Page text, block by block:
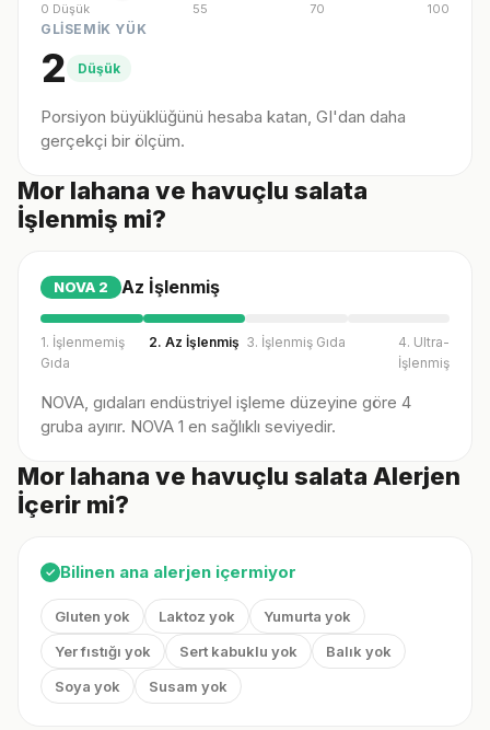
0 Düşük 55 70 100
GLİSEMİK YÜK
2 Düşük
Porsiyon büyüklüğünü hesaba katan, GI'dan daha
gerçekçi bir ölçüm.
Mor lahana ve havuçlu salata
İşlenmiş mi?
NOVA 2 Az İşlenmiş
1. İşlenmemiş
Gıda
2. Az İşlenmiş 3. İşlenmiş Gıda
4. Ultra-
İşlenmiş
NOVA, gıdaları endüstriyel işleme düzeyine göre 4
gruba ayırır. NOVA 1 en sağlıklı seviyedir.
Mor lahana ve havuçlu salata Alerjen
İçerir mi?
✓ Bilinen ana alerjen içermiyor
Gluten yok Laktoz yok
Yumurta yok
Yer fıstığı yok
Sert kabuklu yok
Balık yok
Soya yok
Susam yok